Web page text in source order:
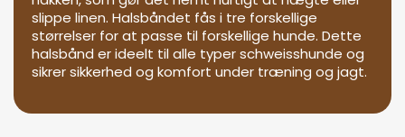
slippe linen. Halsbåndet fås i tre forskellige
størrelser for at passe til forskellige hunde. Dette
halsbånd er ideelt til alle typer schweisshunde og
sikrer sikkerhed og komfort under træning og jagt.